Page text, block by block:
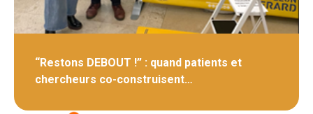
“Restons DEBOUT !” : quand patients et
chercheurs co-construisent…